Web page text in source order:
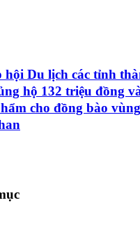
hội Du lịch các tỉnh
hộ 132 triệu đồng
cho đồng bào